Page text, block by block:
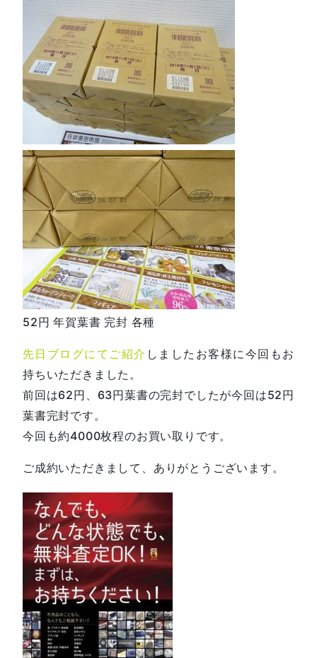
52円 年賀葉書 完封 各種
先日ブログにてご紹介 しましたお客様に今回もお
持ちいただきました。
前回は62円、63円葉書の完封でしたが今回は52円
葉書完封です。
今回も約4000枚程のお買い取りです。
ご成約いただきまして、ありがとうございます。